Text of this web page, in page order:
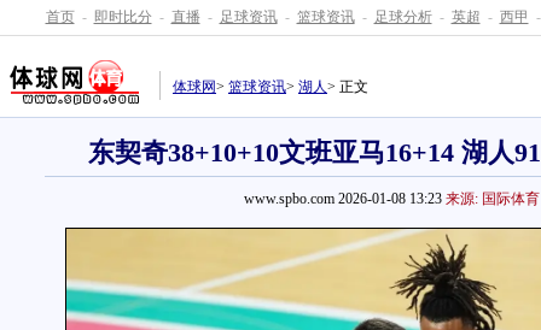
首页 - 即时比分 - 直播 - 足球资讯 - 篮球资讯 - 足球分析 - 英超 - 西甲 -
体球网> 篮球资讯> 湖人> 正文
东契奇38+10+10文班亚马16+14 湖人
www.spbo.com 2026-01-08 13:23 来源: 国际体育